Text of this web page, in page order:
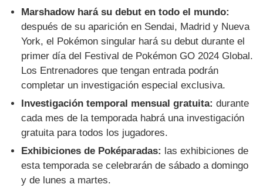
Marshadow hará su debut en todo el mundo:
después de su aparición en Sendai, Madrid y Nueva
York, el Pokémon singular hará su debut durante el
primer día del Festival de Pokémon GO 2024 Global.
Los Entrenadores que tengan entrada podrán
completar un investigación especial exclusiva.
Investigación temporal mensual gratuita: durante
cada mes de la temporada habrá una investigación
gratuita para todos los jugadores.
Exhibiciones de Poképaradas: las exhibiciones de
esta temporada se celebrarán de sábado a domingo
y de lunes a martes.